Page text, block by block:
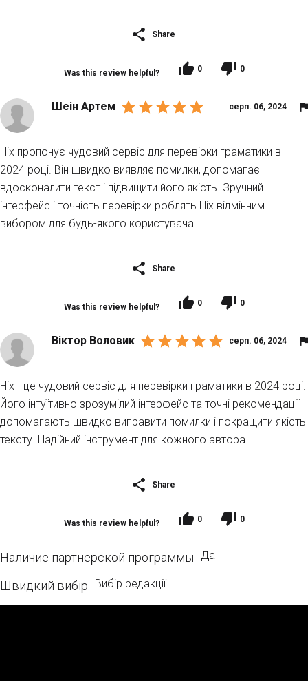
Share
Was this review helpful? 0 0
серп. 06, 2024
Шеін Артем
Hix пропонує чудовий сервіс для перевірки граматики в
2024 році. Він швидко виявляє помилки, допомагає
вдосконалити текст і підвищити його якість. Зручний
інтерфейс і точність перевірки роблять Hix відмінним
вибором для будь-якого користувача.
Share
Was this review helpful? 0 0
серп. 06, 2024
Віктор Воловик
Hix - це чудовий сервіс для перевірки граматики в 2024 році.
Його інтуїтивно зрозумілий інтерфейс та точні рекомендації
допомагають швидко виправити помилки і покращити якість
тексту. Надійний інструмент для кожного автора.
Share
Was this review helpful? 0 0
Наличие партнерской программы Да
Швидкий вибір Вибір редакції